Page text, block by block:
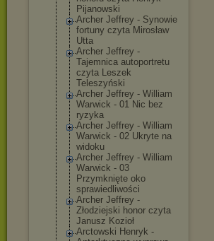
Pijanowski
Archer Jeffrey - Synowie
fortuny czyta Mirosław
Utta
Archer Jeffrey -
Tajemnica autoportretu
czyta Leszek
Teleszyński
Archer Jeffrey - William
Warwick - 01 Nic bez
ryzyka
Archer Jeffrey - William
Warwick - 02 Ukryte na
widoku
Archer Jeffrey - William
Warwick - 03
Przymknięte oko
sprawiedliwości
Archer Jeffrey -
Złodziejski honor czyta
Janusz Kozioł
Arctowski Henryk -